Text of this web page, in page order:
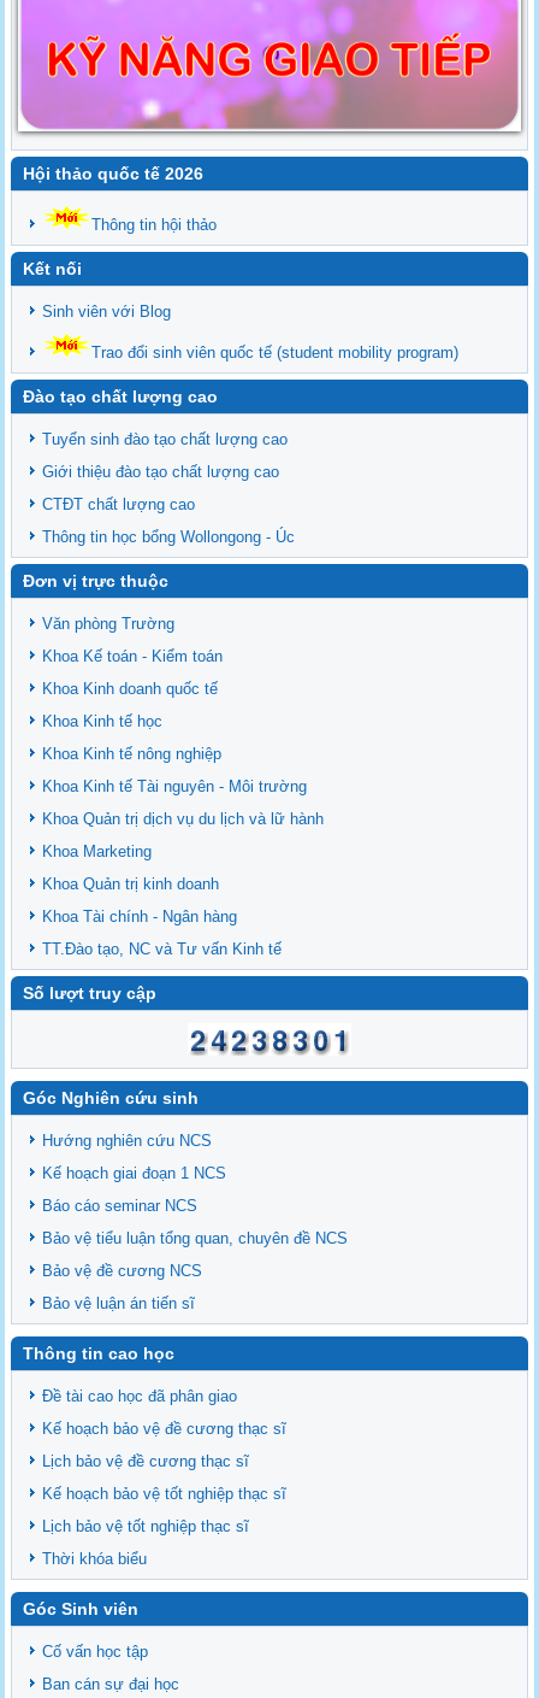
Hội thảo quốc tế 2026
Thông tin hội thảo
Kết nối
Sinh viên với Blog
Trao đổi sinh viên quốc tế (student mobility program)
Đào tạo chất lượng cao
Tuyển sinh đào tạo chất lượng cao
Giới thiệu đào tạo chất lượng cao
CTĐT chất lượng cao
Thông tin học bổng Wollongong - Úc
Đơn vị trực thuộc
Văn phòng Trường
Khoa Kế toán - Kiểm toán
Khoa Kinh doanh quốc tế
Khoa Kinh tế học
Khoa Kinh tế nông nghiệp
Khoa Kinh tế Tài nguyên - Môi trường
Khoa Quản trị dịch vụ du lịch và lữ hành
Khoa Marketing
Khoa Quản trị kinh doanh
Khoa Tài chính - Ngân hàng
TT.Đào tạo, NC và Tư vấn Kinh tế
Số lượt truy cập
Góc Nghiên cứu sinh
Hướng nghiên cứu NCS
Kế hoạch giai đoạn 1 NCS
Báo cáo seminar NCS
Bảo vệ tiểu luận tổng quan, chuyên đề NCS
Bảo vệ đề cương NCS
Bảo vệ luận án tiến sĩ
Thông tin cao học
Đề tài cao học đã phân giao
Kế hoạch bảo vệ đề cương thạc sĩ
Lịch bảo vệ đề cương thạc sĩ
Kế hoạch bảo vệ tốt nghiệp thạc sĩ
Lịch bảo vệ tốt nghiệp thạc sĩ
Thời khóa biểu
Góc Sinh viên
Cố vấn học tập
Ban cán sự đại học